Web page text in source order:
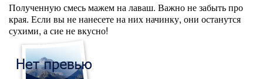
Полученную смесь мажем на лаваш. Важно не забыть про
края. Если вы не нанесете на них начинку, они останутся
сухими, а сие не вкусно!